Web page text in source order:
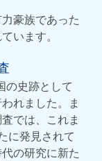
豪族であった
います。
の史跡として
れました。ま
では、これま
に発見されて
の研究に新た